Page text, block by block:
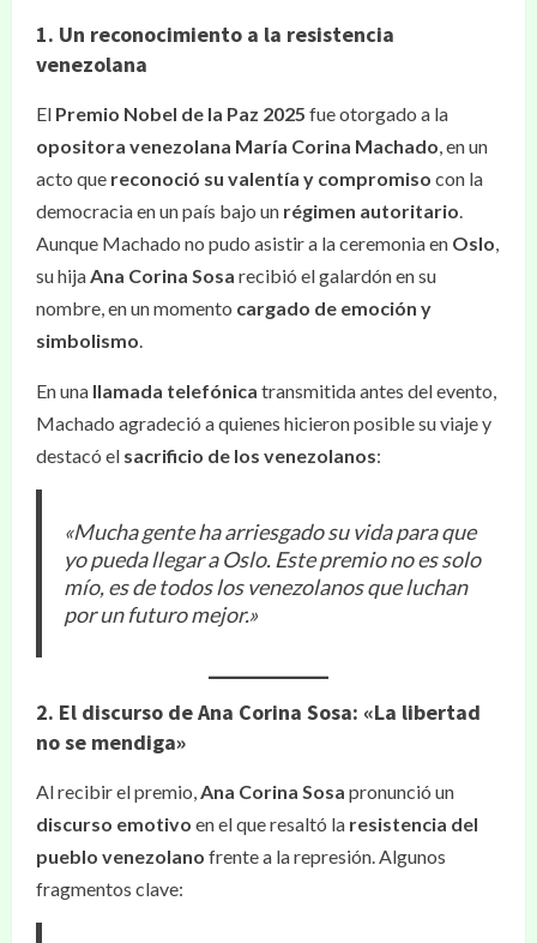
1. Un reconocimiento a la resistencia
venezolana
El Premio Nobel de la Paz 2025 fue otorgado a la
opositora venezolana María Corina Machado, en un
acto que reconoció su valentía y compromiso con la
democracia en un país bajo un régimen autoritario.
Aunque Machado no pudo asistir a la ceremonia en Oslo,
su hijaAna Corina Sosa recibió el galardón en su
nombre, en un momento cargado de emoción y
simbolismo.
En una llamada telefónica transmitida antes del evento,
Machado agradeció a quienes hicieron posible su viaje y
destacó el sacrificio de los venezolanos:
«Mucha gente ha arriesgado su vida para que
yo pueda llegar a Oslo. Este premio no es solo
mío, es de todos los venezolanos que luchan
por un futuro mejor.»
2. El discurso de Ana Corina Sosa: «La libertad
no se mendiga»
Al recibir el premio,Ana Corina Sosa pronunció un
discurso emotivo en el que resaltó la resistencia del
pueblo venezolano frente a la represión. Algunos
fragmentos clave: